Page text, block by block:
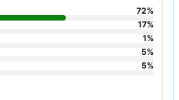
72%
17%
1%
5%
5%